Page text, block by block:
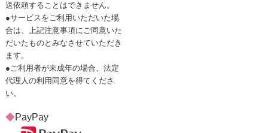
送依頼することはできません。
●サービスをご利用いただいた場
合は、上記注意事項にご同意いた
だいたものとみなさせていただき
ます。
●ご利用者が未成年の場合、法定
代理人の利用同意を得てくださ
い。
◆PayPay